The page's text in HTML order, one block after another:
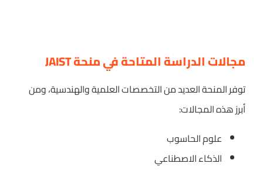
مجالات الدراسة المتاحة في منحة JAIST
توفر المنحة العديد من التخصصات العلمية والهندسية، ومن
أبرز هذه المجالات:
علوم الحاسوب
الذكاء الاصطناعي